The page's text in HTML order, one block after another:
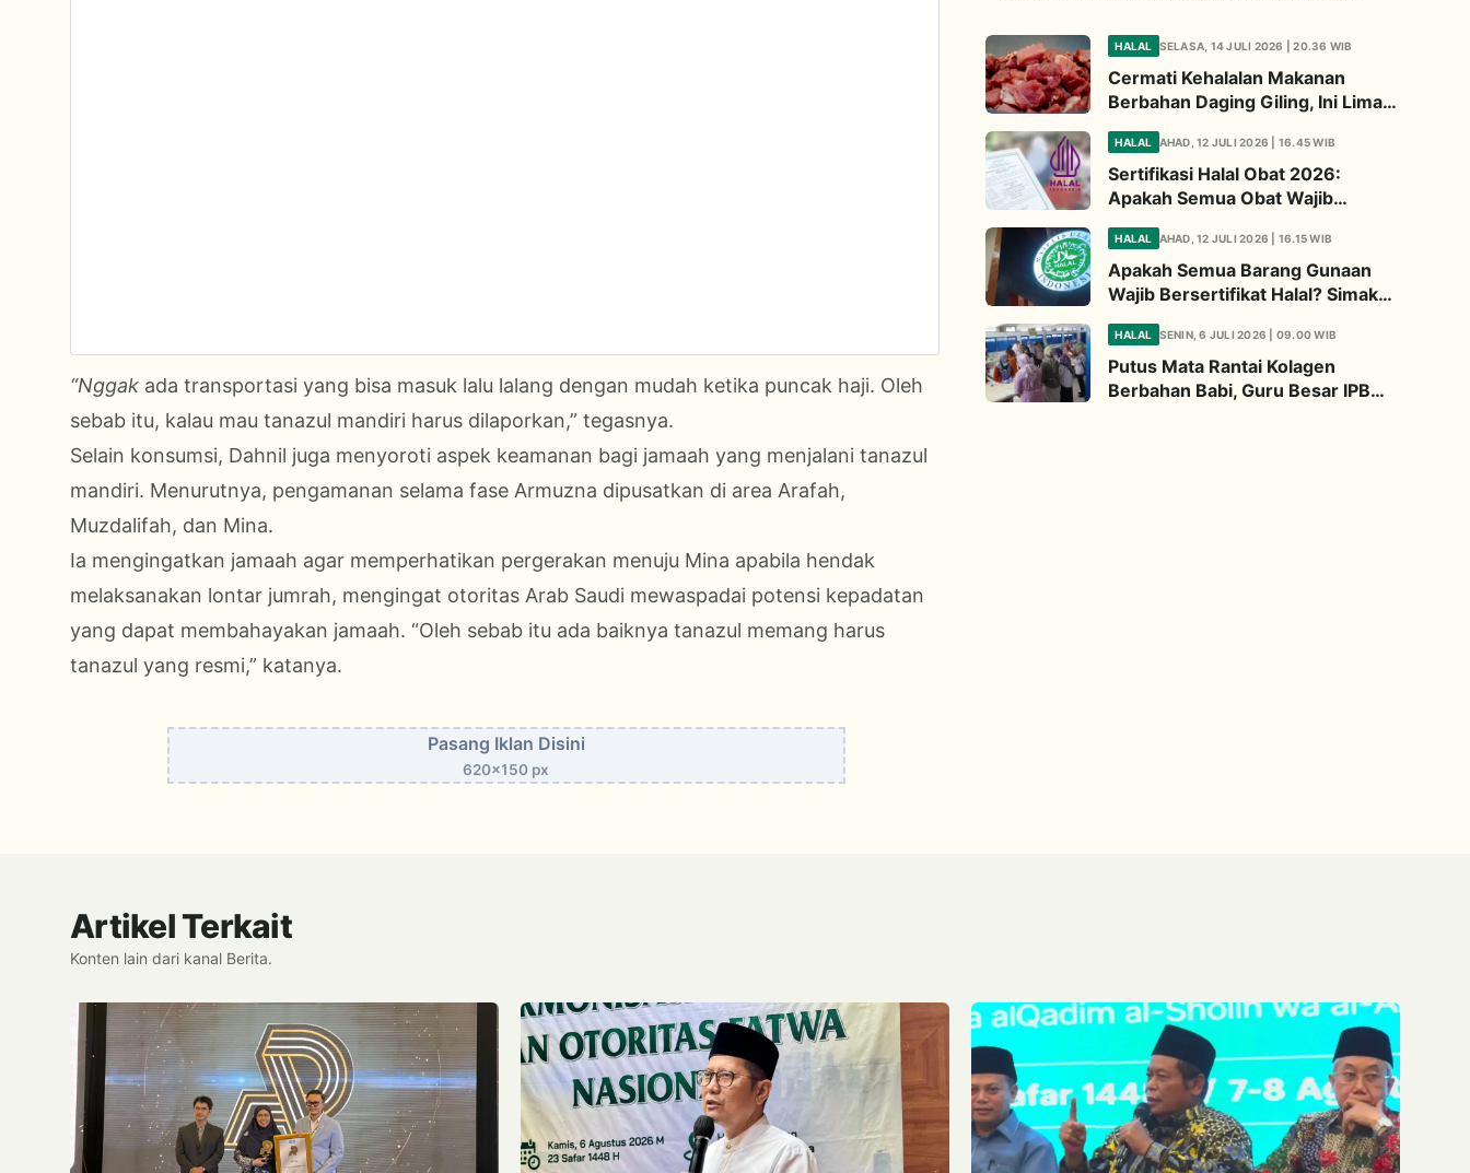
“Nggak ada transportasi yang bisa masuk lalu lalang dengan mudah ketika puncak haji. Oleh
sebab itu, kalau mau tanazul mandiri harus dilaporkan,” tegasnya.
Selain konsumsi, Dahnil juga menyoroti aspek keamanan bagi jamaah yang menjalani tanazul
mandiri. Menurutnya, pengamanan selama fase Armuzna dipusatkan di area Arafah,
Muzdalifah, dan Mina.
Ia mengingatkan jamaah agar memperhatikan pergerakan menuju Mina apabila hendak
melaksanakan lontar jumrah, mengingat otoritas Arab Saudi mewaspadai potensi kepadatan
yang dapat membahayakan jamaah. “Oleh sebab itu ada baiknya tanazul memang harus
tanazul yang resmi,” katanya.
Pasang Iklan Disini
620x150 px
HALAL SELASA, 14 JULI 2026 | 20.36 WIB
Cermati Kehalalan Makanan
Berbahan Daging Giling, Ini Lima
Diperhatikan
HALAL AHAD, 12 JULI 2026 | 16.45 WIB
Sertifikasi Halal Obat 2026:
Apakah Semua Obat Wajib
Penjelasannya
HALAL AHAD, 12 JULI 2026 | 16.15 WIB
Apakah Semua Barang Gunaan
Wajib Bersertifikat Halal? Simak
HALAL SENIN, 6 JULI 2026 | 09.00 WIB
Putus Mata Rantai Kolagen
Berbahan Babi, Guru Besar IPB
Artikel Terkait
Konten lain dari kanal Berita.